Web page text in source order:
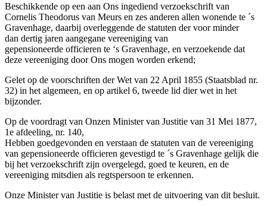
Beschikkende op een aan Ons ingediend verzoekschrift van
Cornelis Theodorus van Meurs en zes anderen allen wonende te ´s
Gravenhage, daarbij overleggende de statuten der voor minder
dan dertig jaren aangegane vereeniging van
gepensioneerde officieren te ‘s Gravenhage, en verzoekende dat
deze vereeniging door Ons mogen worden erkend;
Gelet op de voorschriften der Wet van 22 April 1855 (Staatsblad nr.
32) in het algemeen, en op artikel 6, tweede lid dier wet in het
bijzonder.
Op de voordragt van Onzen Minister van Justitie van 31 Mei 1877,
1e afdeeling, nr. 140,
Hebben goedgevonden en verstaan de statuten van de vereeniging
van gepensioneerde officieren gevestigd te ´s Gravenhage gelijk die
bij het verzoekschrift zijn overgelegd, goed te keuren, en de
vereeniging mitsdien als regtspersoon te erkennen.
Onze Minister van Justitie is belast met de uitvoering van dit besluit.